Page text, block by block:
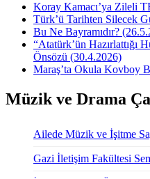
Koray Kamacı’ya Zileli
Türk’ü Tarihten Silecek
Bu Ne Bayramıdır?
“Atatürk’ün Hazırlattığı
Önsözü (30.4.2026)
Maraş’ta Okula Kovboy
Müzik ve Drama
Ailede Müzik ve İşitme
Gazi İletişim Fakültesi